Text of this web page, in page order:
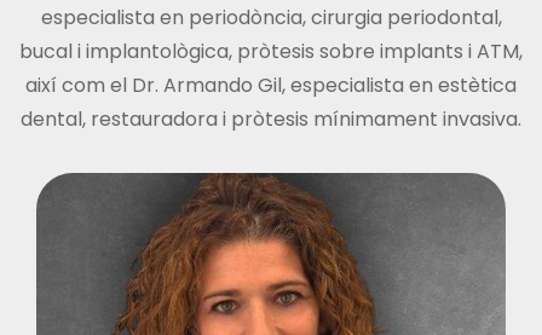
especialista en periodòncia, cirurgia periodontal,
bucal i implantològica, pròtesis sobre implants i ATM,
així com el Dr. Armando Gil, especialista en estètica
dental, restauradora i pròtesis mínimament invasiva.